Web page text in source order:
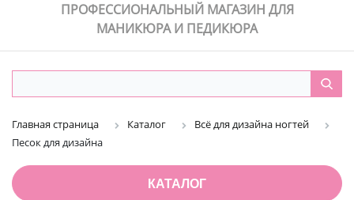
ПРОФЕССИОНАЛЬНЫЙ МАГАЗИН ДЛЯ
МАНИКЮРА И ПЕДИКЮРА
Главная страница Каталог
Всё для дизайна ногтей
Песок для дизайна
КАТАЛОГ